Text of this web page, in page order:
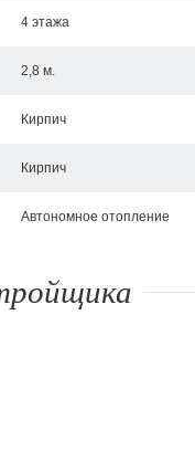
4 этажа
2,8 м.
Кирпич
Кирпич
Автономное отопление